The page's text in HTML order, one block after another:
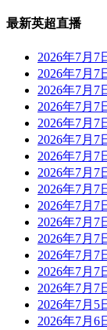
最新英超直播
2026年7月7
2026年7月7
2026年7月7
2026年7月7
2026年7月7
2026年7月7
2026年7月7
2026年7月7
2026年7月7
2026年7月7
2026年7月7
2026年7月7
2026年7月7
2026年7月7
2026年7月7
2026年7月5
2026年7月6